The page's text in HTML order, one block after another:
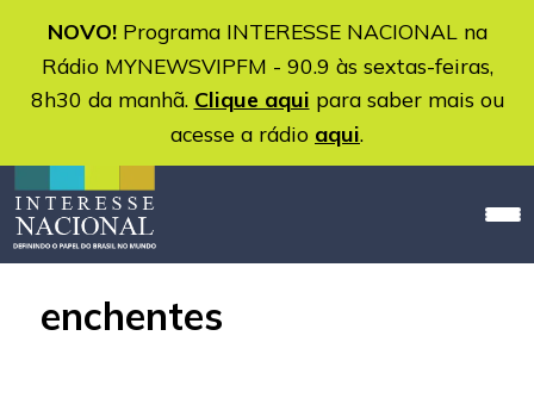
NOVO!Programa INTERESSE NACIONAL na
Rádio MYNEWSVIPFM - 90.9 às sextas-feiras,
8h30 da manhã. Clique aqui para saber mais ou
acesse a rádio aqui.
enchentes